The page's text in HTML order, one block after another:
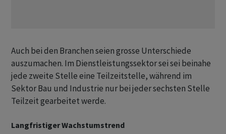
Auch bei den Branchen seien grosse Unterschiede
auszumachen. Im Dienstleistungssektor sei sei beinahe
jede zweite Stelle eine Teilzeitstelle, während im
Sektor Bau und Industrie nur bei jeder sechsten Stelle
Teilzeit gearbeitet werde.
Langfristiger Wachstumstrend